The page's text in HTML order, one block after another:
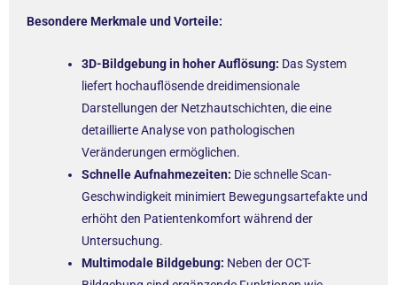
Besondere Merkmale und Vorteile:
3D-Bildgebung in hoher Auflösung: Das System
liefert hochauflösende dreidimensionale
Darstellungen der Netzhautschichten, die eine
detaillierte Analyse von pathologischen
Veränderungen ermöglichen.
Schnelle Aufnahmezeiten: Die schnelle Scan-
Geschwindigkeit minimiert Bewegungsartefakte und
erhöht den Patientenkomfort während der
Untersuchung.
Multimodale Bildgebung: Neben der OCT-